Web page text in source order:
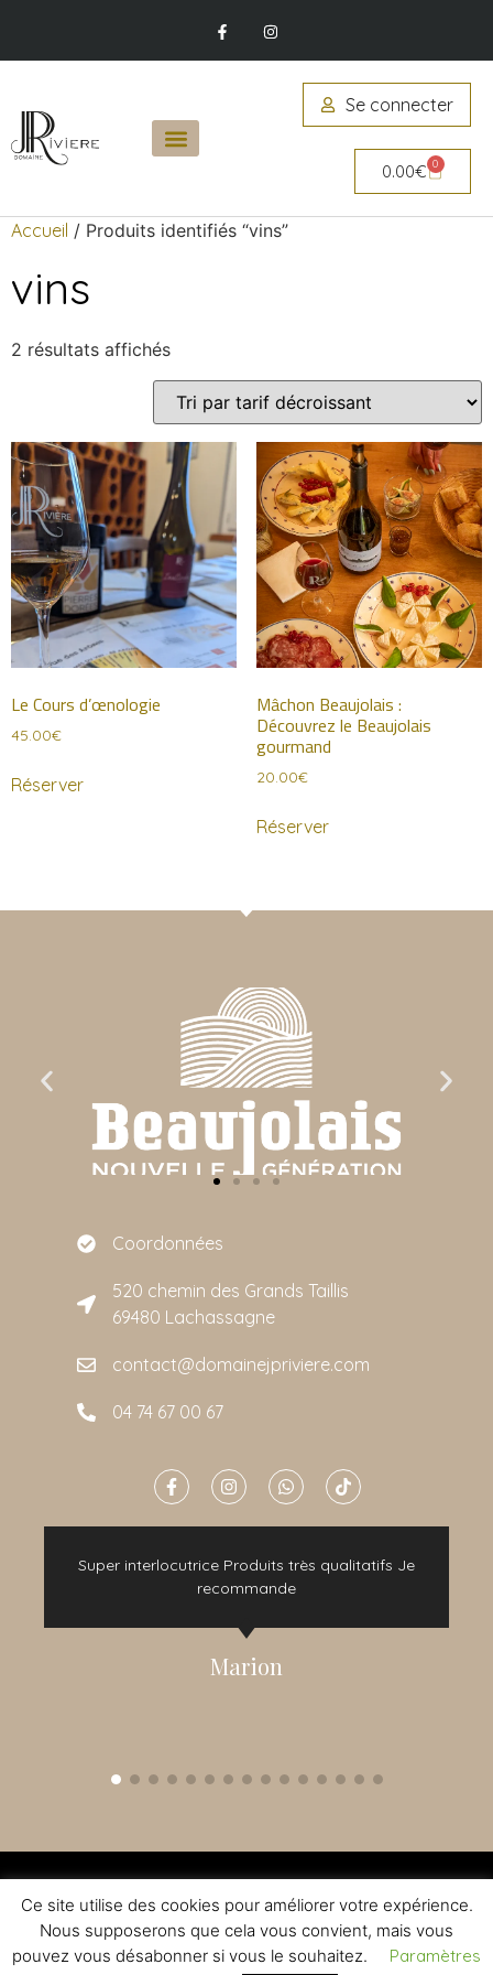
Se connecter
0.00€ 0
Accueil / Produits identifiés “vins”
vins
2 résultats affichés
Le Cours d’œnologie
45.00€
Réserver
Mâchon Beaujolais :
Découvrez le Beaujolais
gourmand
20.00€
Réserver
Coordonnées
520 chemin des Grands Taillis
69480 Lachassagne
contact@domainejpriviere.com
04 74 67 00 67
Super interlocutrice Produits très qualitatifs Je
recommande
Marion
CGV-MENTIONS LÉGALES
L'ABUS D'ALCOOL EST DANGEREUX A LA SANTE - A CONSOMMER AVEC
MODERATION
Ce site utilise des cookies pour améliorer votre expérience.
Nous supposerons que cela vous convient, mais vous
pouvez vous désabonner si vous le souhaitez.
Paramètres